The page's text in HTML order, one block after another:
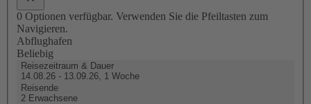
0 Optionen verfügbar. Verwenden Sie die Pfeiltasten zum
Navigieren.
Abflughafen
Beliebig
Reisezeitraum & Dauer
14.08.26 - 13.09.26, 1 Woche
Reisende
2 Erwachsene